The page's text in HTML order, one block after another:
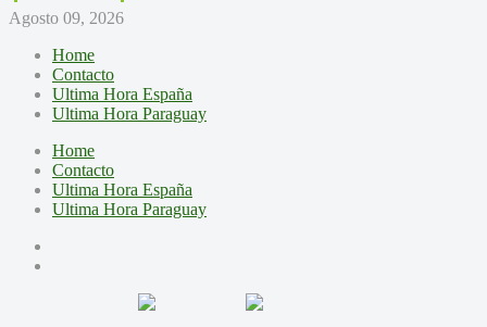
Agosto 09, 2026
Home
Contacto
Ultima Hora España
Ultima Hora Paraguay
Home
Contacto
Ultima Hora España
Ultima Hora Paraguay